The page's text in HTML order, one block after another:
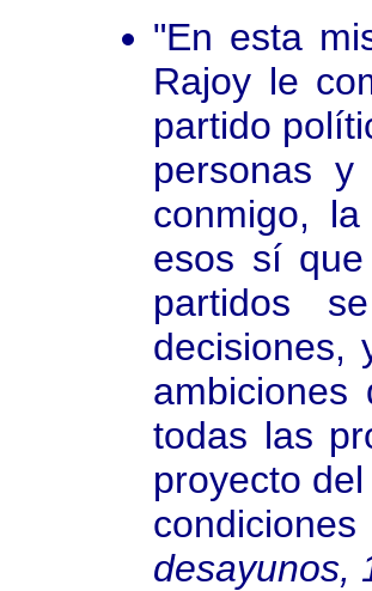
"En esta
Rajoy le
partido
personas
conmigo,
esos sí
partidos
decisiones,
todas las
proyecto
desayunos,